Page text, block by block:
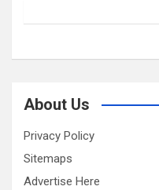
About Us
Privacy Policy
Sitemaps
Advertise Here